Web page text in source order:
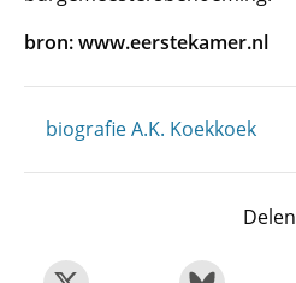
bron: www.eerstekamer.nl
biografie A.K. Koekkoek
Delen